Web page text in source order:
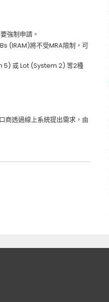
強制申請。
(IRAM)將不受MRA限制，可
5) 或 Lot (System 2) 等2種
商透過線上系統提出需求，由